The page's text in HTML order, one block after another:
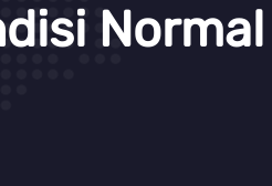
Normal